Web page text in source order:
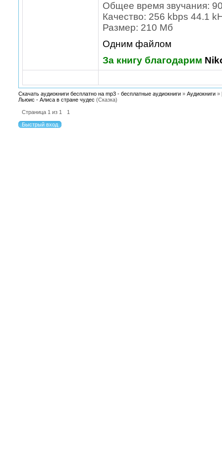
Общее время звучания:
Качество: 256 kbps 44.1
Размер: 210 Мб
Одним файлом
За книгу благодарим
Скачать аудиокниги бесплатно на mp3 - бесплатные аудиокниги » Аудиокниги »
Льюис - Алиса в стране чудес (Сказка)
Страница 1 из 1 1